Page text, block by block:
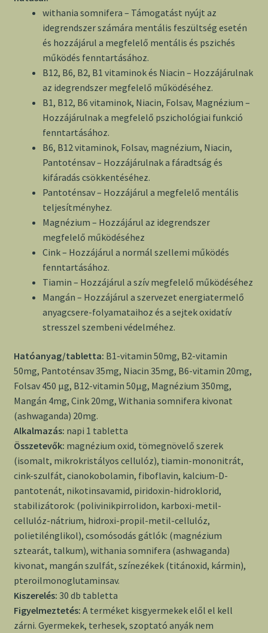
withania somnifera – Támogatást nyújt az
idegrendszer számára mentális feszültség esetén
és hozzájárul a megfelelő mentális és pszichés
működés fenntartásához.
B12, B6, B2, B1 vitaminok és Niacin – Hozzájárulnak
az idegrendszer megfelelő működéséhez.
B1, B12, B6 vitaminok, Niacin, Folsav, Magnézium –
Hozzájárulnak a megfelelő pszichológiai funkció
fenntartásához.
B6, B12 vitaminok, Folsav, magnézium, Niacin,
Pantoténsav – Hozzájárulnak a fáradtság és
kifáradás csökkentéséhez.
Pantoténsav – Hozzájárul a megfelelő mentális
teljesítményhez.
Magnézium – Hozzájárul az idegrendszer
megfelelő működéséhez
Cink – Hozzájárul a normál szellemi működés
fenntartásához.
Tiamin – Hozzájárul a szív megfelelő működéséhez
Mangán – Hozzájárul a szervezet energiatermelő
anyagcsere-folyamataihoz és a sejtek oxidatív
stresszel szembeni védelméhez.
Hatóanyag/tabletta: B1-vitamin 50mg, B2-vitamin
50mg, Pantoténsav 35mg, Niacin 35mg, B6-vitamin 20mg,
Folsav 450 µg, B12-vitamin 50µg, Magnézium 350mg,
Mangán 4mg, Cink 20mg, Withania somnifera kivonat
(ashwaganda) 20mg.
Alkalmazás: napi 1 tabletta
Összetevők: magnézium oxid, tömegnövelő szerek
(isomalt, mikrokristályos cellulóz), tiamin-mononitrát,
cink-szulfát, cianokobolamin, fiboflavin, kalcium-D-
pantotenát, nikotinsavamid, piridoxin-hidroklorid,
stabilizátorok: (polivinikpirrolidon, karboxi-metil-
cellulóz-nátrium, hidroxi-propil-metil-cellulóz,
polietilénglikol), csomósodás gátlók: (magnézium
sztearát, talkum), withania somnifera (ashwaganda)
kivonat, mangán szulfát, színezékek (titánoxid, kármin),
pteroilmonoglutaminsav.
Kiszerelés: 30 db tabletta
Figyelmeztetés: A terméket kisgyermekek elől el kell
zárni. Gyermekek, terhesek, szoptató anyák nem